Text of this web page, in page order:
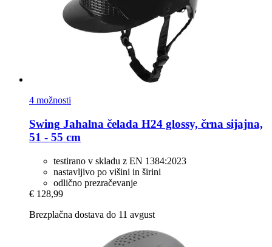
4 možnosti
Swing Jahalna čelada H24 glossy, črna sijajna,
51 -​ 55 cm
testirano v skladu z EN 1384:2023
nastavljivo po višini in širini
odlično prezračevanje
€ 128,99
Brezplačna dostava do 11 avgust